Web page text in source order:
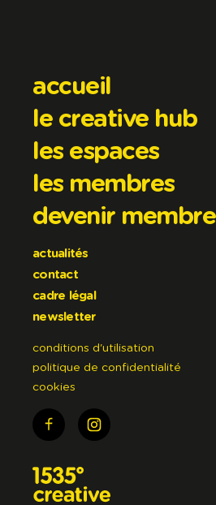
accueil
le creative hub
les espaces
les membres
devenir membre
actualités
contact
cadre légal
newsletter
conditions d'utilisation
politique de confidentialité
cookies